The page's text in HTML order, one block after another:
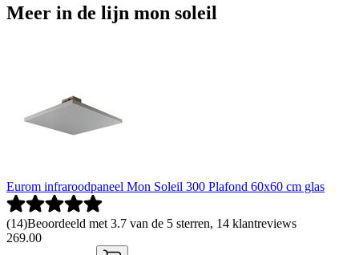
Meer in de lijn mon soleil
Eurom infraroodpaneel Mon Soleil 300 Plafond 60x60 cm glas
(14)Beoordeeld met 3.7 van de 5 sterren, 14 klantreviews
269.00